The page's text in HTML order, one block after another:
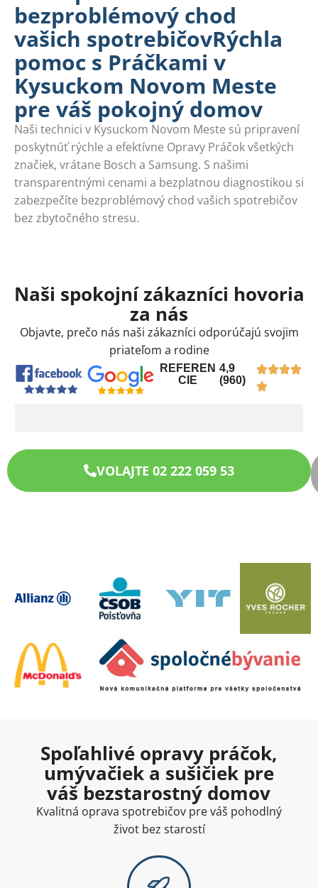
bezproblémový chod
vašich spotrebičovRýchla
pomoc s Práčkami v
Kysuckom Novom Meste
pre váš pokojný domov
Naši technici v Kysuckom Novom Meste sú pripravení
poskytnúť rýchle a efektívne Opravy Práčok všetkých
značiek, vrátane Bosch a Samsung. S našimi
transparentnými cenami a bezplatnou diagnostikou si
zabezpečíte bezproblémový chod vašich spotrebičov
bez zbytočného stresu.
Naši spokojní zákazníci hovoria
za nás
Objavte, prečo nás naši zákazníci odporúčajú svojim
priateľom a rodine
REFEREN
CIE
4,9
(960)
VOLAJTE 02 222 059 53
Spoľahlivé opravy práčok,
umývačiek a sušičiek pre
váš bezstarostný domov
Kvalitná oprava spotrebičov pre váš pohodlný
život bez starostí